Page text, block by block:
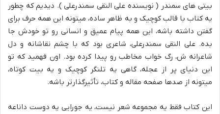
بیتی های سمندر ( نویسنده علی النقی سمندرعلی ). دیدیم که چطور
یه کتاب با قالب کوچیک و به ظاهر ساده، میتونه این همه حرف برای
گفتن داشته باشه، این همه پیام عمیق و انسانی رو تو خودش جا
بده. علی النقی سمندرعلی، شاعری بود که با چشم نقاشانه و دل
شاعرانه ش، رگ خواب مخاطب رو پیدا کرده بود. اون فهمید که تو
این دنیای پر از عجله، گاهی یه تلنگر کوچیک و یه بیت کوتاه،
میتونه از صدها صفحه مقاله و کتاب، تأثیرگذارتر باشه.
این کتاب فقط یه مجموعه شعر نیست، یه جورایی یه دوست داناعه